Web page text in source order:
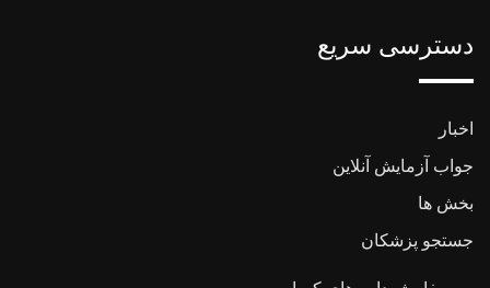
دسترسی سریع
اخبار
جواب آزمایش آنلاین
بخش ها
جستجو پزشکان